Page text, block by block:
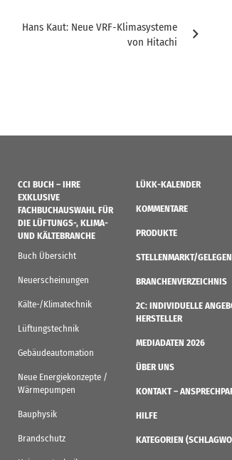
Hans Kaut: Neue VRF-Klimasysteme
von Hitachi
CCI BUCH – IHRE
EXKLUSIVE
FACHBUCHAUSWAHL FÜR
DIE LÜFTUNGS-, KLIMA-
UND KÄLTEBRANCHE
Buch Übersicht
Neuerscheinungen
Kälte-/Klimatechnik
Lüftungstechnik
Gebäudeautomation
Neue Energiekonzepte /
Wärmepumpen
Bauphysik
Brandschutz
LÜKK-KALENDER
KOMMENTARE
PRODUKTE
STELLENMARKT/
BRANCHENVERZEICHNIS
2C: INDIVIDUELLE
HERSTELLER
MEDIADATEN 2026
ÜBER UNS
KONTAKT –
HILFE
KATEGORIEN